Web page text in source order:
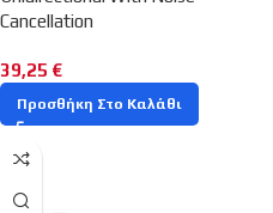
Cancellation
39,25 €
Προσθήκη Στο Καλάθι